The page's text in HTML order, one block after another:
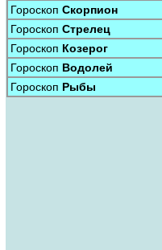
ГороскопСкорпион
ГороскопСтрелец
Гороскоп Козерог
Гороскоп Водолей
Гороскоп Рыбы